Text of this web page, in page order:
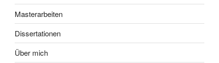
Masterarbeiten
Dissertationen
Über mich